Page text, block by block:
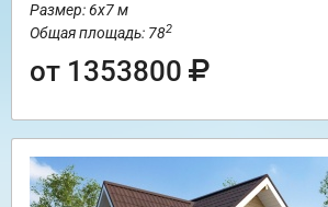
Размер: 6х7 м
Общая площадь: 782
от 1353800